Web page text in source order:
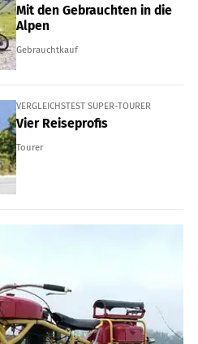
Mit den Gebrauchten in die
Alpen
Gebrauchtkauf
VERGLEICHSTEST SUPER-TOURER
Vier Reiseprofis
Tourer